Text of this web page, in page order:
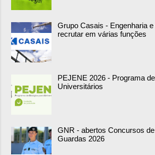
Grupo Casais - Engenharia
recrutar em várias funções
PEJENE 2026 - Programa
Universitários
GNR - abertos Concursos
Guardas 2026